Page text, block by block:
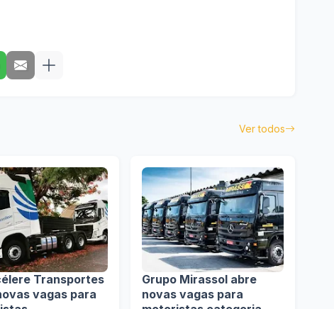
Ver todos
Transportes
vagas para
Grupo Mirassol abre
novas vagas para